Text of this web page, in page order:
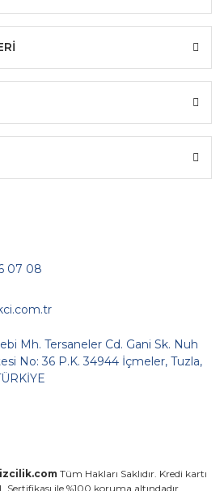
07 08
Mh. Tersaneler Cd. Gani Sk. Nuh
No: 36 P.K. 34944 İçmeler, Tuzla,
Tüm Hakları Saklıdır. Kredi kartı
ile %100 koruma altındadır.